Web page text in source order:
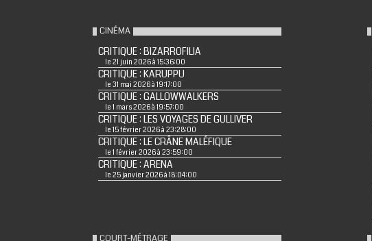
CINÉMA
CRITIQUE : BIZARROFILIA
le 21 juin 2026 à 15:36:00
CRITIQUE : KARUPPU
le 31 mai 2026 à 19:17:00
CRITIQUE : GALLOWWALKERS
le 1 mars 2026 à 19:57:00
CRITIQUE : LES VOYAGES DE GULLIVER
le 15 février 2026 à 23:28:00
CRITIQUE : LE CRÂNE MALÉFIQUE
le 1 février 2026 à 23:59:00
CRITIQUE : ARENA
le 25 janvier 2026 à 18:04:00
COURT-MÉTRAGE